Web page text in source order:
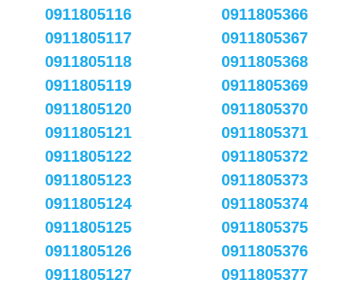
0911805116
0911805117
0911805118
0911805119
0911805120
0911805121
0911805122
0911805123
0911805124
0911805125
0911805126
0911805127
0911805366
0911805367
0911805368
0911805369
0911805370
0911805371
0911805372
0911805373
0911805374
0911805375
0911805376
0911805377